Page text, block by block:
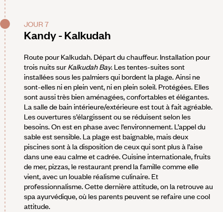
JOUR 7
Kandy - Kalkudah
Route pour Kalkudah. Départ du chauffeur. Installation pour
trois nuits surKalkudah Bay. Les tentes-suites sont
installées sous les palmiers qui bordent la plage. Ainsi ne
sont-elles ni en plein vent, ni en plein soleil. Protégées. Elles
sont aussi très bien aménagées, confortables et élégantes.
La salle de bain intérieure/extérieure est tout à fait agréable.
Les ouvertures s’élargissent ou se réduisent selon les
besoins. On est en phase avec l’environnement. L’appel du
sable est sensible. La plage est baignable, mais deux
piscines sont à la disposition de ceux qui sont plus à l’aise
dans une eau calme et cadrée. Cuisine internationale, fruits
de mer, pizzas, le restaurant prend la famille comme elle
vient, avec un louable réalisme culinaire. Et
professionnalisme. Cette dernière attitude, on la retrouve au
spa ayurvédique, où les parents peuvent se refaire une cool
attitude.